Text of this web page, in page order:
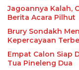
Jagoannya Kalah,
Berita Acara Pilhut
Brury Sondakh
Kepercayaan
Empat Calon Siap
Tua Pineleng Dua